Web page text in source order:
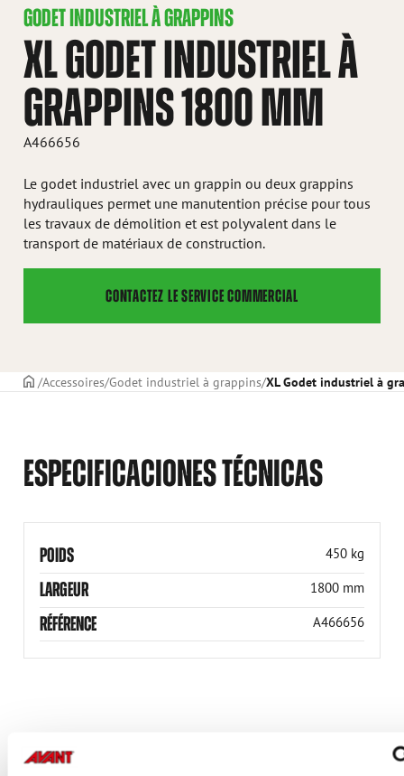
GODET INDUSTRIEL À GRAPPINS
XL GODET INDUSTRIEL À
GRAPPINS 1800 MM
A466656
Le godet industriel avec un grappin ou deux grappins
hydrauliques permet une manutention précise pour tous
les travaux de démolition et est polyvalent dans le
transport de matériaux de construction.
CONTACTEZ LE SERVICE COMMERCIAL
PAGE DE COUVERTURE
Accessoires Godet industriel à grappins XL Godet industriel à
ESPECIFICACIONES TÉCNICAS
POIDS 450 kg
LARGEUR 1800 mm
RÉFÉRENCE A466656